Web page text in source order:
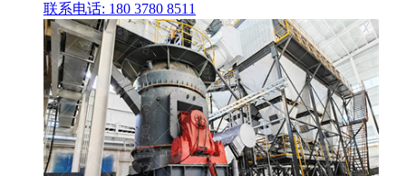
联系电话: 180 3780 8511